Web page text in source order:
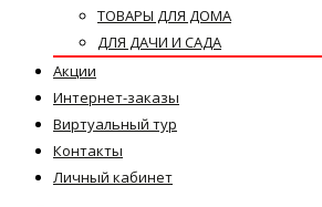
ТОВАРЫ ДЛЯ ДОМА
ДЛЯ ДАЧИ И САДА
Акции
Интернет-заказы
Виртуальный тур
Контакты
Личный кабинет